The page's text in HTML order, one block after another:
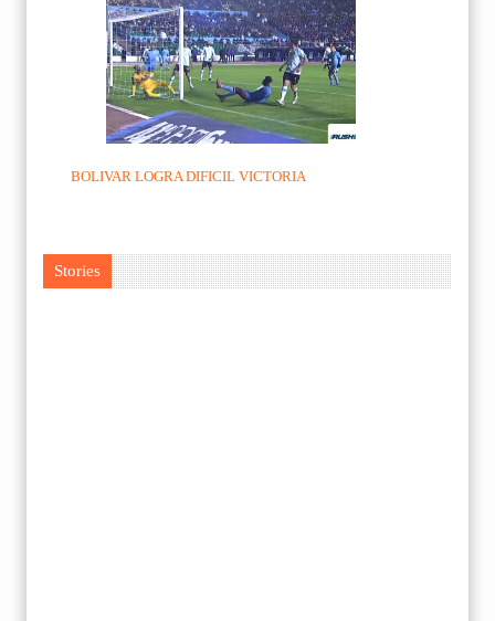
BOLIVAR LOGRA DIFICIL VICTORIA
Stories